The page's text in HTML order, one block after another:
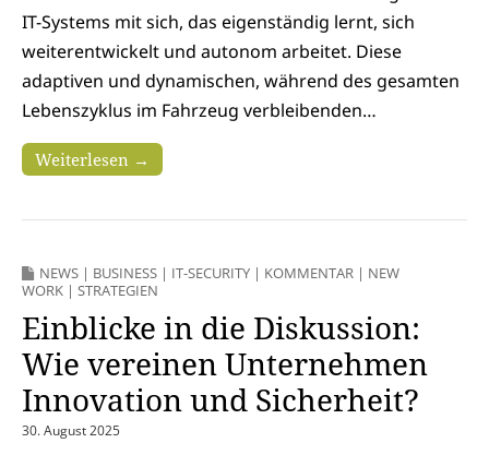
IT-Systems mit sich, das eigenständig lernt, sich
weiterentwickelt und autonom arbeitet. Diese
adaptiven und dynamischen, während des gesamten
Lebenszyklus im Fahrzeug verbleibenden…
Weiterlesen →
NEWS | BUSINESS | IT-SECURITY | KOMMENTAR | NEW
WORK | STRATEGIEN
Einblicke in die Diskussion:
Wie vereinen Unternehmen
Innovation und Sicherheit?
30. August 2025